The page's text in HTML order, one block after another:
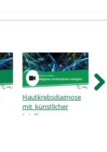
Hautkrebsdiagnose
mit künstlicher
Intelligenz